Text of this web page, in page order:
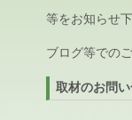
等をお知らせ
ブログ等での
取材のお問